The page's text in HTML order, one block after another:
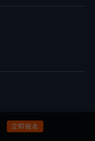
立即報名